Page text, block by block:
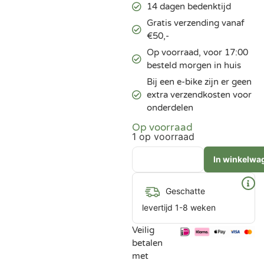
14 dagen bedenktijd
Gratis verzending vanaf
€50,-
Op voorraad, voor 17:00
besteld morgen in huis
Bij een e-bike zijn er geen
extra verzendkosten voor
onderdelen
Op voorraad
1 op voorraad
In
Geschatte
levertijd 1-8 weken
Veilig
betalen
met